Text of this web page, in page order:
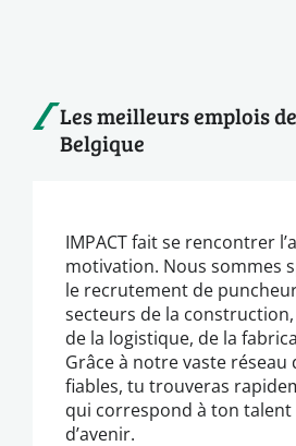
Les meilleurs emplois
Belgique
IMPACT fait se rencontrer
motivation. Nous sommes
le recrutement de
secteurs de la construction,
de la logistique, de la
Grâce à notre vaste réseau
fiables, tu trouveras
qui correspond à ton talent
d’avenir.